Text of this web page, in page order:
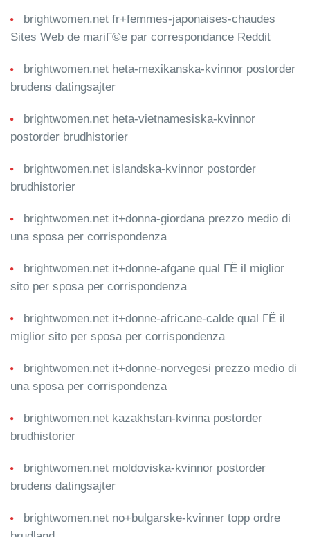
brightwomen.net fr+femmes-japonaises-chaudes
Sites Web de mariГ©e par correspondance Reddit
brightwomen.net heta-mexikanska-kvinnor postorder
brudens datingsajter
brightwomen.net heta-vietnamesiska-kvinnor
postorder brudhistorier
brightwomen.net islandska-kvinnor postorder
brudhistorier
brightwomen.net it+donna-giordana prezzo medio di
una sposa per corrispondenza
brightwomen.net it+donne-afgane qual ГЁ il miglior
sito per sposa per corrispondenza
brightwomen.net it+donne-africane-calde qual ГЁ il
miglior sito per sposa per corrispondenza
brightwomen.net it+donne-norvegesi prezzo medio di
una sposa per corrispondenza
brightwomen.net kazakhstan-kvinna postorder
brudhistorier
brightwomen.net moldoviska-kvinnor postorder
brudens datingsajter
brightwomen.net no+bulgarske-kvinner topp ordre